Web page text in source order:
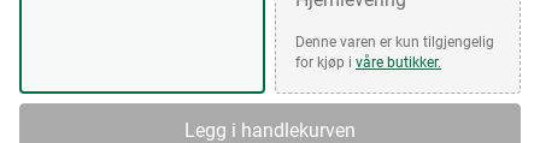
Denne varen er kun tilgjengelig
for kjøp i våre butikker.
Legg i handlekurven